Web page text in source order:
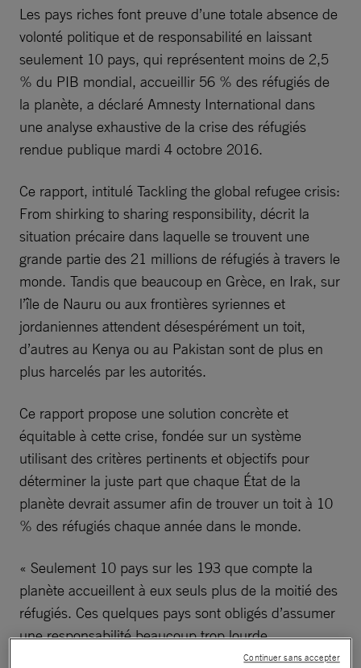
Les pays riches font preuve d’une totale absence de
volonté politique et de responsabilité en laissant
seulement 10 pays, qui représentent moins de 2,5
% du PIB mondial, accueillir 56 % des réfugiés de
la planète, a déclaré Amnesty International dans
une analyse exhaustive de la crise des réfugiés
rendue publique mardi 4 octobre 2016.
Ce rapport, intitulé Tackling the global refugee crisis:
From shirking to sharing responsibility, décrit la
situation précaire dans laquelle se trouvent une
grande partie des 21 millions de réfugiés à travers le
monde. Tandis que beaucoup en Grèce, en Irak, sur
l’île de Nauru ou aux frontières syriennes et
jordaniennes attendent désespérément un toit,
d’autres au Kenya ou au Pakistan sont de plus en
plus harcelés par les autorités.
Ce rapport propose une solution concrète et
équitable à cette crise, fondée sur un système
utilisant des critères pertinents et objectifs pour
déterminer la juste part que chaque État de la
planète devrait assumer afin de trouver un toit à 10
% des réfugiés chaque année dans le monde.
« Seulement 10 pays sur les 193 que compte la
planète accueillent à eux seuls plus de la moitié des
réfugiés. Ces quelques pays sont obligés d’assumer
une responsabilité beaucoup trop lourde
simplement parce qu’ils sont voisins d’un pays en
Continuer sans accepter